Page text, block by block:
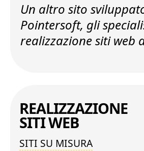
Un altro sito
Pointersoft, gli
realizzazione siti web
REALIZZAZIONE
SITI WEB
SITI SU MISURA